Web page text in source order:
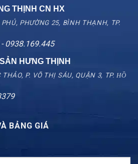
THỊNH CN HX
PHƯỜNG 25, BÌNH THẠNH, TP.
0938.169.445
HƯNG THỊNH
P. VÕ THỊ SÁU, QUẬN 3, TP. HỒ
BẢNG GIÁ